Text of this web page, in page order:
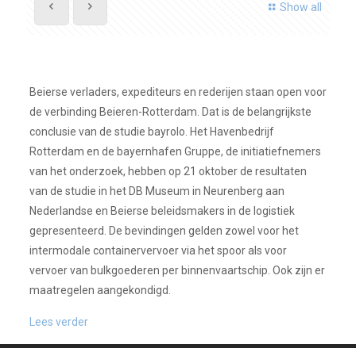
Show all
Beierse verladers, expediteurs en rederijen staan open voor
de verbinding Beieren-Rotterdam. Dat is de belangrijkste
conclusie van de studie bayrolo. Het Havenbedrijf
Rotterdam en de bayernhafen Gruppe, de initiatiefnemers
van het onderzoek, hebben op 21 oktober de resultaten
van de studie in het DB Museum in Neurenberg aan
Nederlandse en Beierse beleidsmakers in de logistiek
gepresenteerd. De bevindingen gelden zowel voor het
intermodale containervervoer via het spoor als voor
vervoer van bulkgoederen per binnenvaartschip. Ook zijn er
maatregelen aangekondigd.
Lees verder